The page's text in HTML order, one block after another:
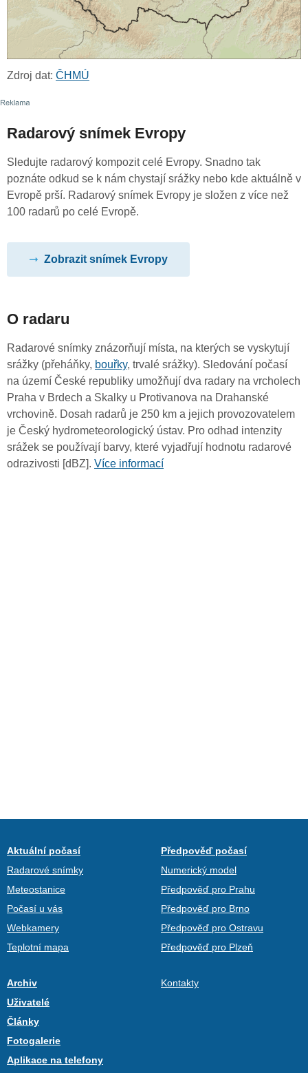
Zdroj dat: ČHMÚ
Radarový snímek Evropy
Sledujte radarový kompozit celé Evropy. Snadno tak
poznáte odkud se k nám chystají srážky nebo kde aktuálně v
Evropě prší. Radarový snímek Evropy je složen z více než
100 radarů po celé Evropě.
Zobrazit snímek Evropy
O radaru
Radarové snímky znázorňují místa, na kterých se vyskytují
srážky (přeháňky, bouřky, trvalé srážky). Sledování počasí
na území České republiky umožňují dva radary na vrcholech
Praha v Brdech a Skalky u Protivanova na Drahanské
vrchovině. Dosah radarů je 250 km a jejich provozovatelem
je Český hydrometeorologický ústav. Pro odhad intenzity
srážek se používají barvy, které vyjadřují hodnotu radarové
odrazivosti [dBZ]. Více informací
Aktuální počasí
Radarové snímky
Meteostanice
Počasí u vás
Webkamery
Teplotní mapa
Předpověď počasí
Numerický model
Předpověď pro Prahu
Předpověď pro Brno
Předpověď pro Ostravu
Předpověď pro Plzeň
Archiv
Uživatelé
Články
Fotogalerie
Aplikace na telefony
Kontakty